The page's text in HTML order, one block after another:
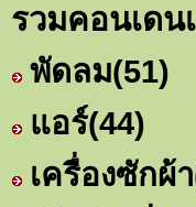
รวมคอนเดน
พัดลม(51)
แอร์(44)
เครื่องซักผ้า